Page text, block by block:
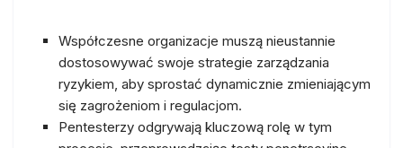
Współczesne organizacje muszą nieustannie
dostosowywać swoje strategie zarządzania
ryzykiem, aby sprostać dynamicznie zmieniającym
się zagrożeniom i regulacjom.
Pentesterzy odgrywają kluczową rolę w tym